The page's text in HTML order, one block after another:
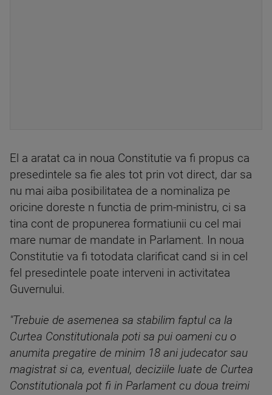
El a aratat ca in noua Constitutie va fi propus ca
presedintele sa fie ales tot prin vot direct, dar sa
nu mai aiba posibilitatea de a nominaliza pe
oricine doreste n functia de prim-ministru, ci sa
tina cont de propunerea formatiunii cu cel mai
mare numar de mandate in Parlament. In noua
Constitutie va fi totodata clarificat cand si in cel
fel presedintele poate interveni in activitatea
Guvernului.
"Trebuie de asemenea sa stabilim faptul ca la
Curtea Constitutionala poti sa pui oameni cu o
anumita pregatire de minim 18 ani judecator sau
magistrat si ca, eventual, deciziile luate de Curtea
Constitutionala pot fi in Parlament cu doua treimi